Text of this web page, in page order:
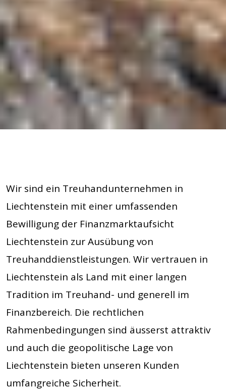
Wir sind ein Treuhandunternehmen in
Liechtenstein mit einer umfassenden
Bewilligung der Finanzmarktaufsicht
Liechtenstein zur Ausübung von
Treuhanddienstleistungen. Wir vertrauen in
Liechtenstein als Land mit einer langen
Tradition im Treuhand- und generell im
Finanzbereich. Die rechtlichen
Rahmenbedingungen sind äusserst attraktiv
und auch die geopolitische Lage von
Liechtenstein bieten unseren Kunden
umfangreiche Sicherheit.